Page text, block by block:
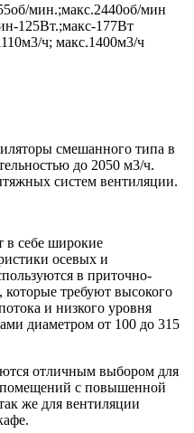
мин.;макс.2440об/мин
125Вт.;макс-177Вт
ч; макс.1400м3/ч
смешанного типа в
до 2050 м3/ч.
систем вентиляции.
в себе широкие
осевых и
в приточно-
требуют высокого
и низкого уровня
диаметром от 100 до 315
отличным выбором для
с повышенной
же для вентиляции